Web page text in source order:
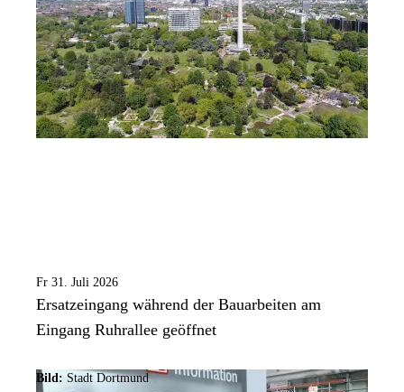
Fr 31. Juli 2026
Ersatzeingang während der Bauarbeiten am
Eingang Ruhrallee geöffnet
Bild: Stadt Dortmund